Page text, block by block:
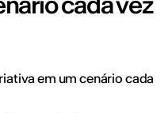
em um cenário cada